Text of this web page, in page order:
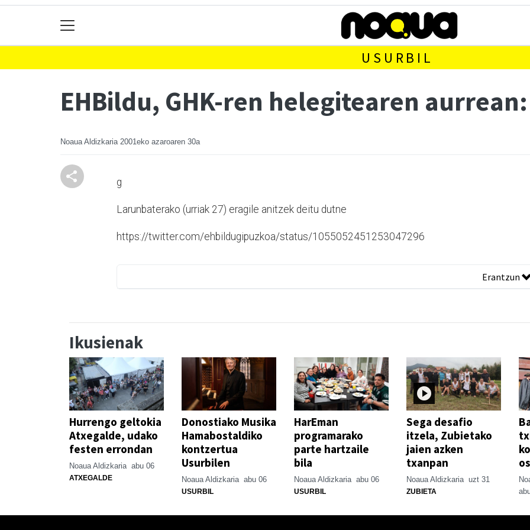
USURBIL
EHBildu, GHK-ren helegitearen
Noaua Aldizkaria 2001eko azaroaren 30a
g
Larunbaterako (urriak 27) eragile anitzek deitu dutne
https://twitter.com/ehbildugipuzkoa/status/1055052451253047296
Erantzun
Ikusienak
Hurrengo geltokia
Atxegalde, udako
festen errondan
Noaua Aldizkaria abu 06
ATXEGALDE
Donostiako Musika
Hamabostaldiko
kontzertua
Usurbilen
Noaua Aldizkaria abu 06
USURBIL
HarEman
programarako
parte hartzaile
bila
Noaua Aldizkaria abu 06
USURBIL
Sega desafio
itzela, Zubietako
jaien azken
txanpan
Noaua Aldizkaria uzt 31
ZUBIETA